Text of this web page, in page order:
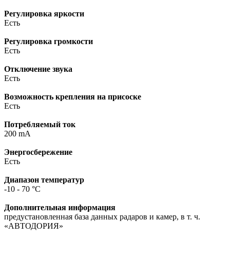
Регулировка яркости
Есть
Регулировка громкости
Есть
Отключение звука
Есть
Возможность крепления на присоске
Есть
Потребляемый ток
200 mA
Энергосбережение
Есть
Диапазон температур
-10 - 70 °C
Дополнительная информация
предустановленная база данных радаров и камер, в т. ч.
«АВТОДОРИЯ»